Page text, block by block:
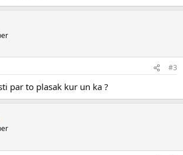
#3
par to plasak kur un ka ?